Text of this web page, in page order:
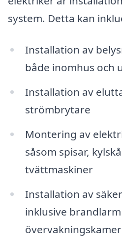
system. Detta kan
Installation av
både inomhus och
Installation av
strömbrytare
Montering av
såsom spisar,
tvättmaskiner
Installation av
inklusive